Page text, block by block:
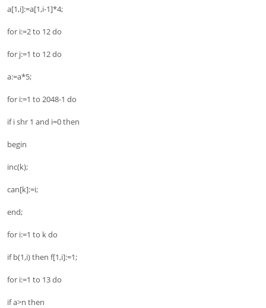
a[1,i]:=a[1,i-1]*4;
for i:=2 to 12 do
for j:=1 to 12 do
a:=a*5;
for i:=1 to 2048-1 do
if i shr 1 and i=0 then
begin
inc(k);
can[k]:=i;
end;
for i:=1 to k do
if b(1,i) then f[1,i]:=1;
for i:=1 to 13 do
if a>n then